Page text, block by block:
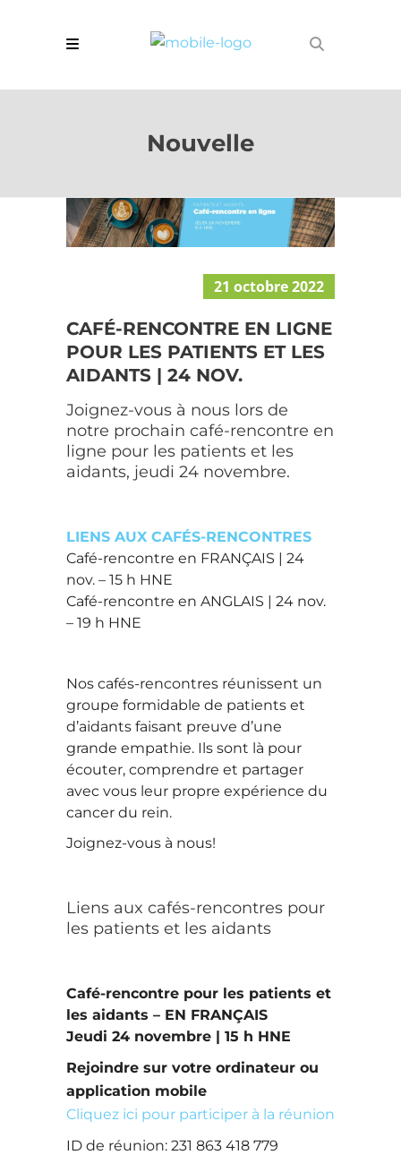
Nouvelle
21 octobre 2022
CAFÉ-RENCONTRE EN LIGNE
POUR LES PATIENTS ET LES
AIDANTS | 24 NOV.
Joignez-vous à nous lors de
notre prochain café-rencontre en
ligne pour les patients et les
aidants, jeudi 24 novembre.
LIENS AUX CAFÉS-RENCONTRES
Café-rencontre en FRANÇAIS | 24
nov. – 15 h HNE
Café-rencontre en ANGLAIS | 24 nov.
– 19 h HNE
Nos cafés-rencontres réunissent un
groupe formidable de patients et
d’aidants faisant preuve d’une
grande empathie. Ils sont là pour
écouter, comprendre et partager
avec vous leur propre expérience du
cancer du rein.
Joignez-vous à nous!
Liens aux cafés-rencontres pour
les patients et les aidants
Café-rencontre pour les patients et
les aidants – EN FRANÇAIS
Jeudi 24 novembre | 15 h HNE
Rejoindre sur votre ordinateur ou
application mobile
Cliquez ici pour participer à la réunion
ID de réunion: 231 863 418 779